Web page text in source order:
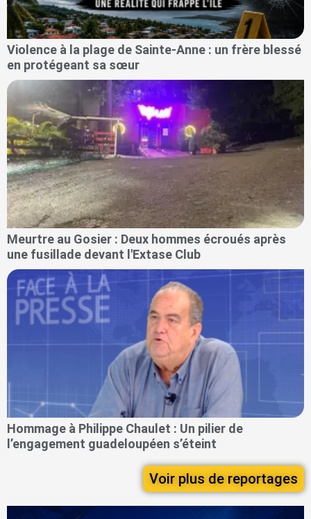
Violence à la plage de Sainte-Anne : un frère blessé
en protégeant sa sœur
Meurtre au Gosier : Deux hommes écroués après
une fusillade devant l'Extase Club
Hommage à Philippe Chaulet : Un pilier de
l’engagement guadeloupéen s’éteint
Voir plus de reportages